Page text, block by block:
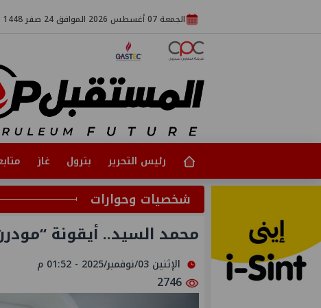
الجمعة 07 أغسطس 2026 الموافق 24 صفر 1448
رئيس التحرير بترول غاز
شخصيات وحوارات
محمد السيد.. أيقونة
الإثنين 03/نوفمبر/2025 - 01:52 م